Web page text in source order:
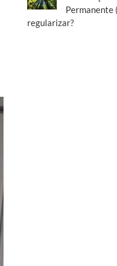
Permanente
regularizar?